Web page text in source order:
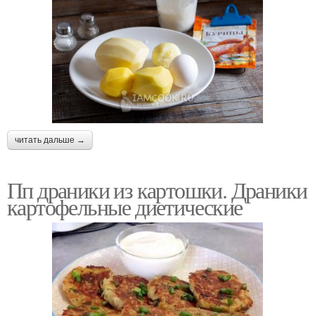
читать дальше →
Пп драники из картошки. Драники
картофельные диетические